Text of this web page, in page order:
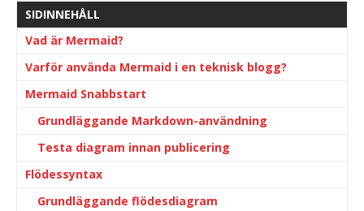
SIDINNEHÅLL
Vad är Mermaid?
Varför använda Mermaid i en teknisk blogg?
Mermaid Snabbstart
Grundläggande Markdown-användning
Testa diagram innan publicering
Flödessyntax
Grundläggande flödesdiagram